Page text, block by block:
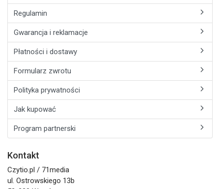
Regulamin
Gwarancja i reklamacje
Płatności i dostawy
Formularz zwrotu
Polityka prywatności
Jak kupować
Program partnerski
Kontakt
Czytio.pl / 71media
ul. Ostrowskiego 13b